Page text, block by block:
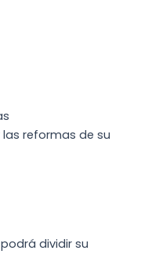
reformas de su
dividir su